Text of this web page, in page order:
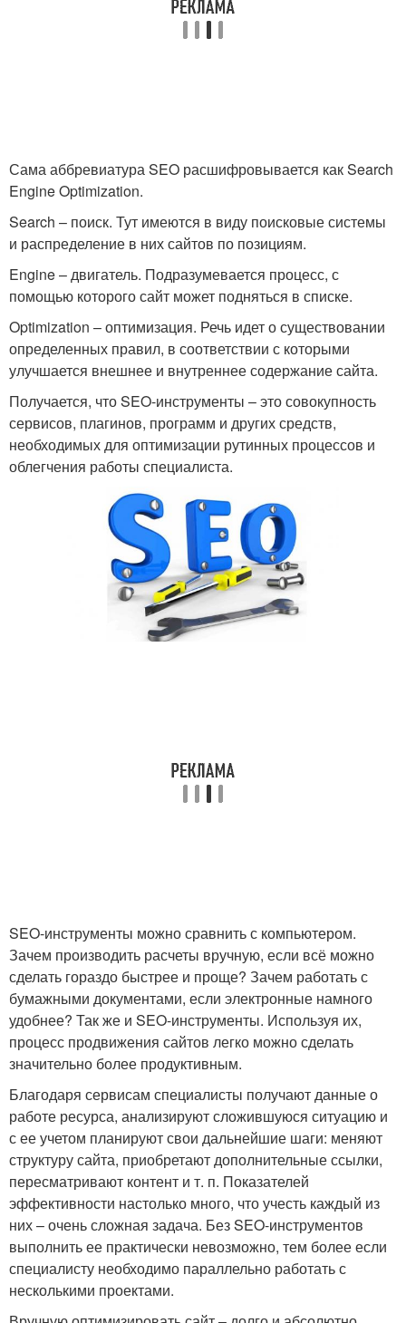
Сама аббревиатура SEO расшифровывается как Search
Engine Optimization.
Search – поиск. Тут имеются в виду поисковые системы
и распределение в них сайтов по позициям.
Engine – двигатель. Подразумевается процесс, с
помощью которого сайт может подняться в списке.
Optimization – оптимизация. Речь идет о существовании
определенных правил, в соответствии с которыми
улучшается внешнее и внутреннее содержание сайта.
Получается, что SEO-инструменты – это совокупность
сервисов, плагинов, программ и других средств,
необходимых для оптимизации рутинных процессов и
облегчения работы специалиста.
SEO-инструменты можно сравнить с компьютером.
Зачем производить расчеты вручную, если всё можно
сделать гораздо быстрее и проще? Зачем работать с
бумажными документами, если электронные намного
удобнее? Так же и SEO-инструменты. Используя их,
процесс продвижения сайтов легко можно сделать
значительно более продуктивным.
Благодаря сервисам специалисты получают данные о
работе ресурса, анализируют сложившуюся ситуацию и
с ее учетом планируют свои дальнейшие шаги: меняют
структуру сайта, приобретают дополнительные ссылки,
пересматривают контент и т. п. Показателей
эффективности настолько много, что учесть каждый из
них – очень сложная задача. Без SEO-инструментов
выполнить ее практически невозможно, тем более если
специалисту необходимо параллельно работать с
несколькими проектами.